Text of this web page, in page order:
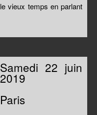
vieux temps en parlant
Samedi 22 juin
2019
Paris